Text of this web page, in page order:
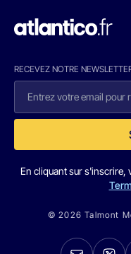
RECEVEZ NOTRE
En cliquant sur s'inscrire,
© 2026 Talmont